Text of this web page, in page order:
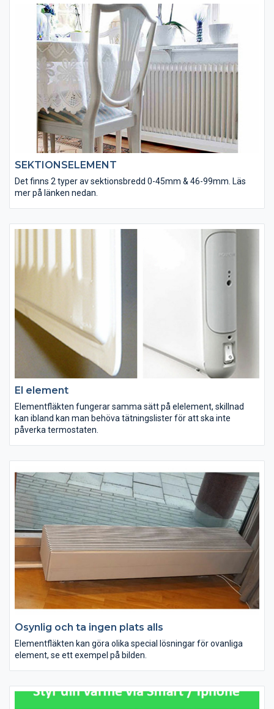
SEKTIONSELEMENT
Det finns 2 typer av sektionsbredd 0-45mm & 46-99mm. Läs
mer på länken nedan.
El element
Elementfläkten fungerar samma sätt på elelement, skillnad
kan ibland kan man behöva tätningslister för att ska inte
påverka termostaten.
Osynlig och ta ingen plats alls
Elementfläkten kan göra olika special lösningar för ovanliga
element, se ett exempel på bilden.